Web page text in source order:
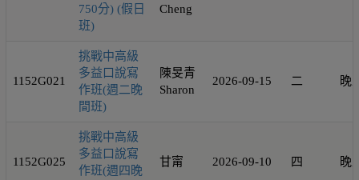
750分) (假日
班)
Cheng
1152G021
挑戰中高級
多益口說寫
作班(週二晚
間班)
陳旻青
Sharon
2026-09-15 二 晚
1152G025
挑戰中高級
多益口說寫
作班(週四晚
甘甯 2026-09-10 四 晚